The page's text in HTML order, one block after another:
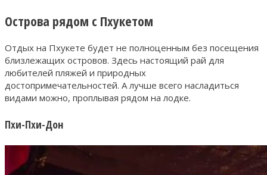
Острова рядом с Пхукетом
Отдых на Пхукете будет не полноценным без посещения
близлежащих островов. Здесь настоящий рай для
любителей пляжей и природных
достопримечательностей. А лучше всего насладиться
видами можно, проплывая рядом на лодке.
Пхи-Пхи-Дон